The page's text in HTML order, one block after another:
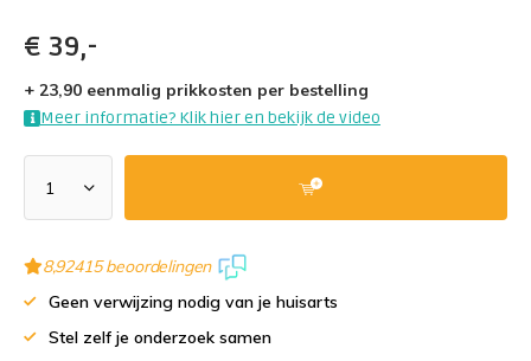
€ 39,-
+ 23,90 eenmalig prikkosten per bestelling
Meer informatie? Klik hier en bekijk de video
8,92415 beoordelingen
Geen verwijzing nodig van je huisarts
Stel zelf je onderzoek samen